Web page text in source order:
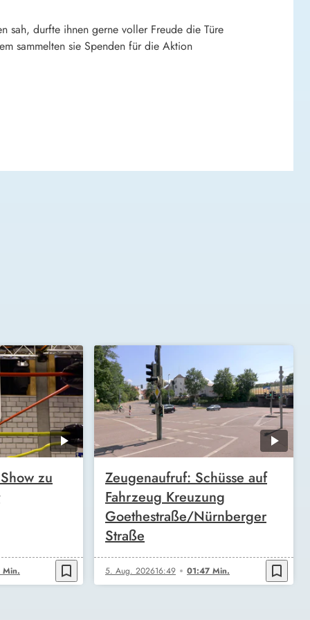
sah, durfte ihnen gerne voller Freude die Türe
sammelten sie Spenden für die Aktion
zu
bookmark_border
Zeugenaufruf: Schüsse auf
Fahrzeug Kreuzung
Goethestraße/Nürnberger
Straße
5. Aug. 202616:49 01:47 Min. bookmark_border